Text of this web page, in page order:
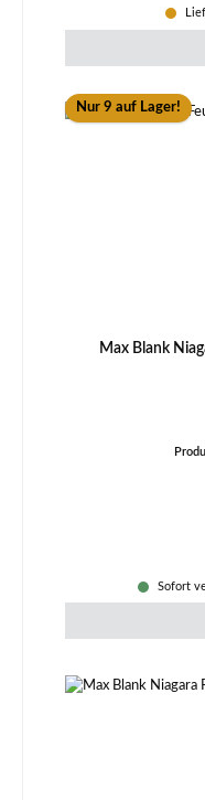
Nur 9 auf Lager!
Max Blank
Sofort